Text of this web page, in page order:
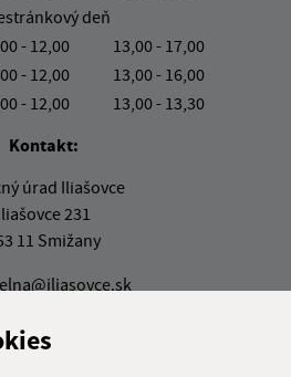
deň
- 12,00
13,00 - 17,00
- 12,00
13,00 - 16,00
- 12,00
13,00 - 13,30
Kontakt:
úrad Iliašovce
231
11 Smižany
00329185